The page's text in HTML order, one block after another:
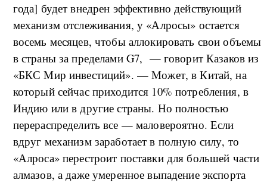
года] будет внедрен эффективно действующий
механизм отслеживания, у «Алросы» остается
восемь месяцев, чтобы аллокировать свои объемы
в страны за пределами G7, — говорит Казаков из
«БКС Мир инвестиций». — Может, в Китай, на
который сейчас приходится 10% потребления, в
Индию или в другие страны. Но полностью
перераспределить все — маловероятно. Если
вдруг механизм заработает в полную силу, то
«Алроса» перестроит поставки для большей части
алмазов, а даже умеренное выпадение экспорта